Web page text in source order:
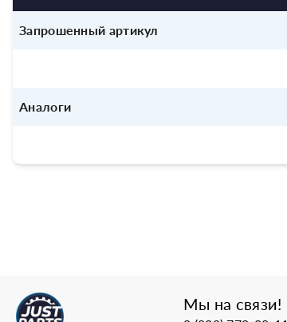
Запрошенный артикул
Аналоги
Мы на связи!